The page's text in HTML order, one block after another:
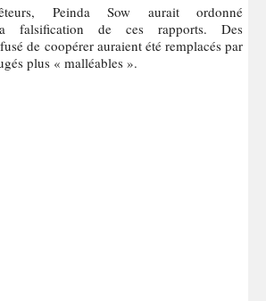
Peinda Sow aurait ordonné
la falsification de ces rapports. Des
de coopérer auraient été remplacés par
plus « malléables ».